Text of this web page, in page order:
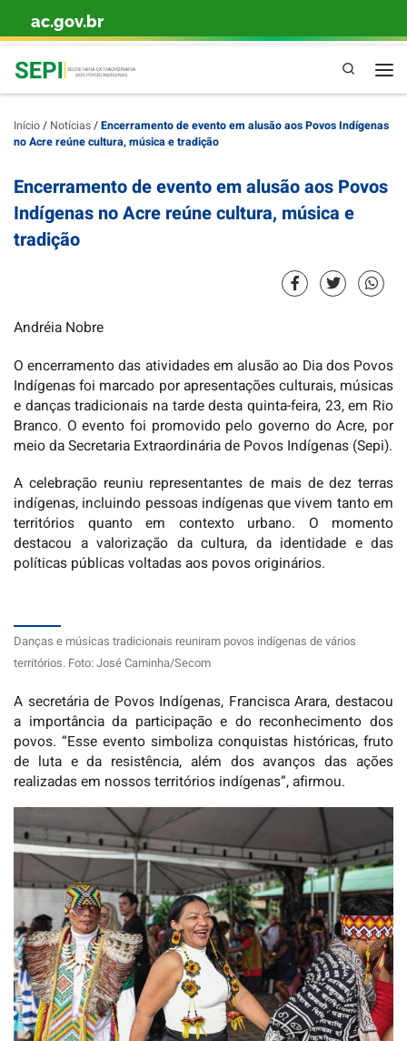
Skip to content
ac.gov.br
Pesquisa
Início/ Notícias/Encerramento de evento em alusão aos Povos Indígenas
no Acre reúne cultura, música e tradição
Encerramento de evento em alusão aos Povos
Indígenas no Acre reúne cultura, música e
tradição
Andréia Nobre
O encerramento das atividades em alusão ao Dia dos Povos
Indígenas foi marcado por apresentações culturais, músicas
e danças tradicionais na tarde desta quinta-feira, 23, em Rio
Branco. O evento foi promovido pelo governo do Acre, por
meio da Secretaria Extraordinária de Povos Indígenas (Sepi).
A celebração reuniu representantes de mais de dez terras
indígenas, incluindo pessoas indígenas que vivem tanto em
territórios quanto em contexto urbano. O momento
destacou a valorização da cultura, da identidade e das
políticas públicas voltadas aos povos originários.
Danças e músicas tradicionais reuniram povos indígenas de vários
territórios. Foto: José Caminha/Secom
A secretária de Povos Indígenas, Francisca Arara, destacou
a importância da participação e do reconhecimento dos
povos. “Esse evento simboliza conquistas históricas, fruto
de luta e da resistência, além dos avanços das ações
realizadas em nossos territórios indígenas”, afirmou.